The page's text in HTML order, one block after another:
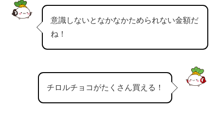
意識しないとなかなかためられない金額だ
ね！
チロルチョコがたくさん買える！